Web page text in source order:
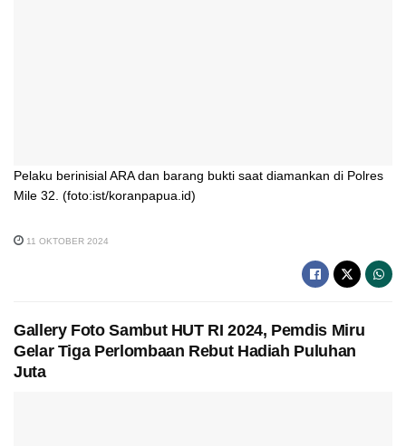
Pelaku berinisial ARA dan barang bukti saat diamankan di Polres
Mile 32. (foto:ist/koranpapua.id)
11 OKTOBER 2024
Gallery Foto Sambut HUT RI 2024, Pemdis Miru
Gelar Tiga Perlombaan Rebut Hadiah Puluhan
Juta